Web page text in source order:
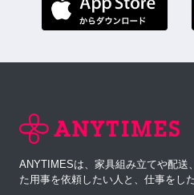
ANYTIMESは、家具組み立てや配送
た用事を依頼したい人と、仕事をし